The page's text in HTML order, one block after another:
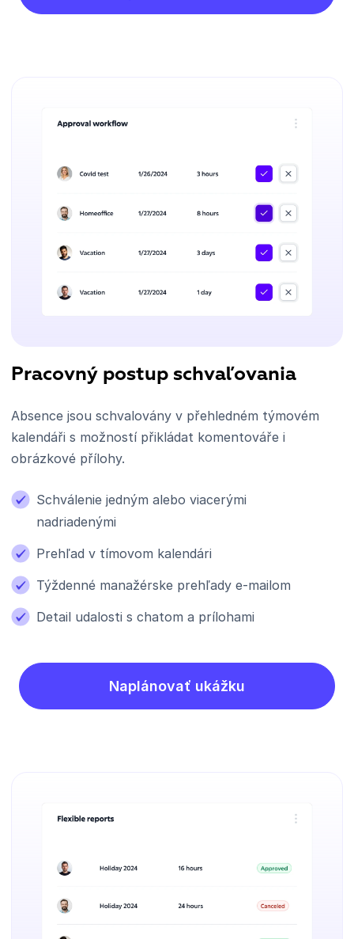
Pracovný postup schvaľovania
Absence jsou schvalovány v přehledném týmovém
kalendáři s možností přikládat komentováře i
obrázkové přílohy.
Schválenie jedným alebo viacerými
nadriadenými
Prehľad v tímovom kalendári
Týždenné manažérske prehľady e-mailom
Detail udalosti s chatom a prílohami
Naplánovať ukážku